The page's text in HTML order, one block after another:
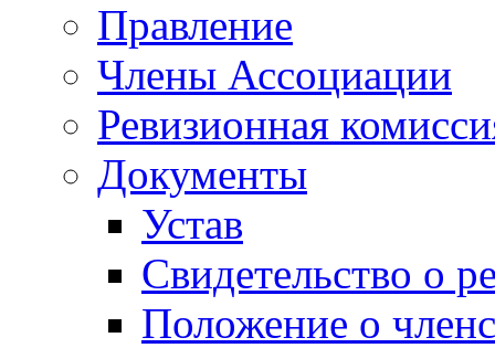
Правление
Члены Ассоциации
Ревизионная
Документы
Устав
Свидетельство о
Положение о